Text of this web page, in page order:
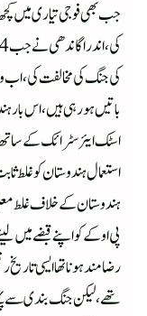
جب بھی فوجی تیاری میں
کی جنگ کی مخالفت کی،اب
باتیں ہورہی ہیں،اس بار
اسٹک ایئر سٹرائک کے ساتھ
استعمال ہندوستان کو غلط
ہندوستان کے خلاف غلط
پی او کے کو اپنے قبضے میں
رضامند ہونا تھا ایسی
تھے،لیکن جنگ بندی سے